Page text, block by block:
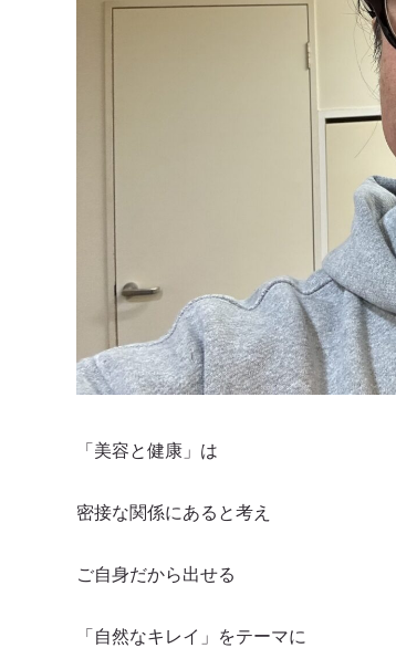
「美容と健康」は
密接な関係にあると考え
ご自身だから出せる
「自然なキレイ」をテーマに